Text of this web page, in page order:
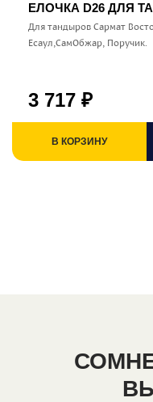
ЕЛОЧКА D26 ДЛЯ
Для тандыров Сармат
Есаул,СамОбжар, Поручик.
3 717 ₽
В КОРЗИНУ